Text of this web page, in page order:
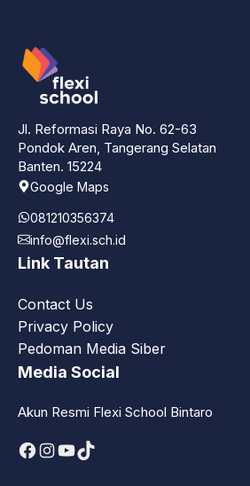
Jl. Reformasi Raya No. 62-63
Pondok Aren, Tangerang Selatan
Banten. 15224
Google Maps
081210356374
info@flexi.sch.id
Link Tautan
Contact Us
Privacy Policy
Pedoman Media Siber
Media Social
Akun Resmi Flexi School Bintaro
Facebook
Instagram
YouTube
TikTok